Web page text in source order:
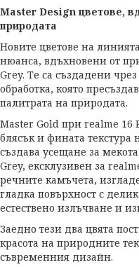
Master Design цветове,
природата
Новите цветове на
нюанса, вдъхновени от
Grey. Те са създадени
обработка, която
палитрата на природата.
Master Gold при realme 16
блясък и фината текстура
създава усещане за
Grey, ексклузивен за
речните камъчета,
гладка повърхност с
естествено излъчване и
Заедно тези два цвята
красота на природните
съвременния дизайн.